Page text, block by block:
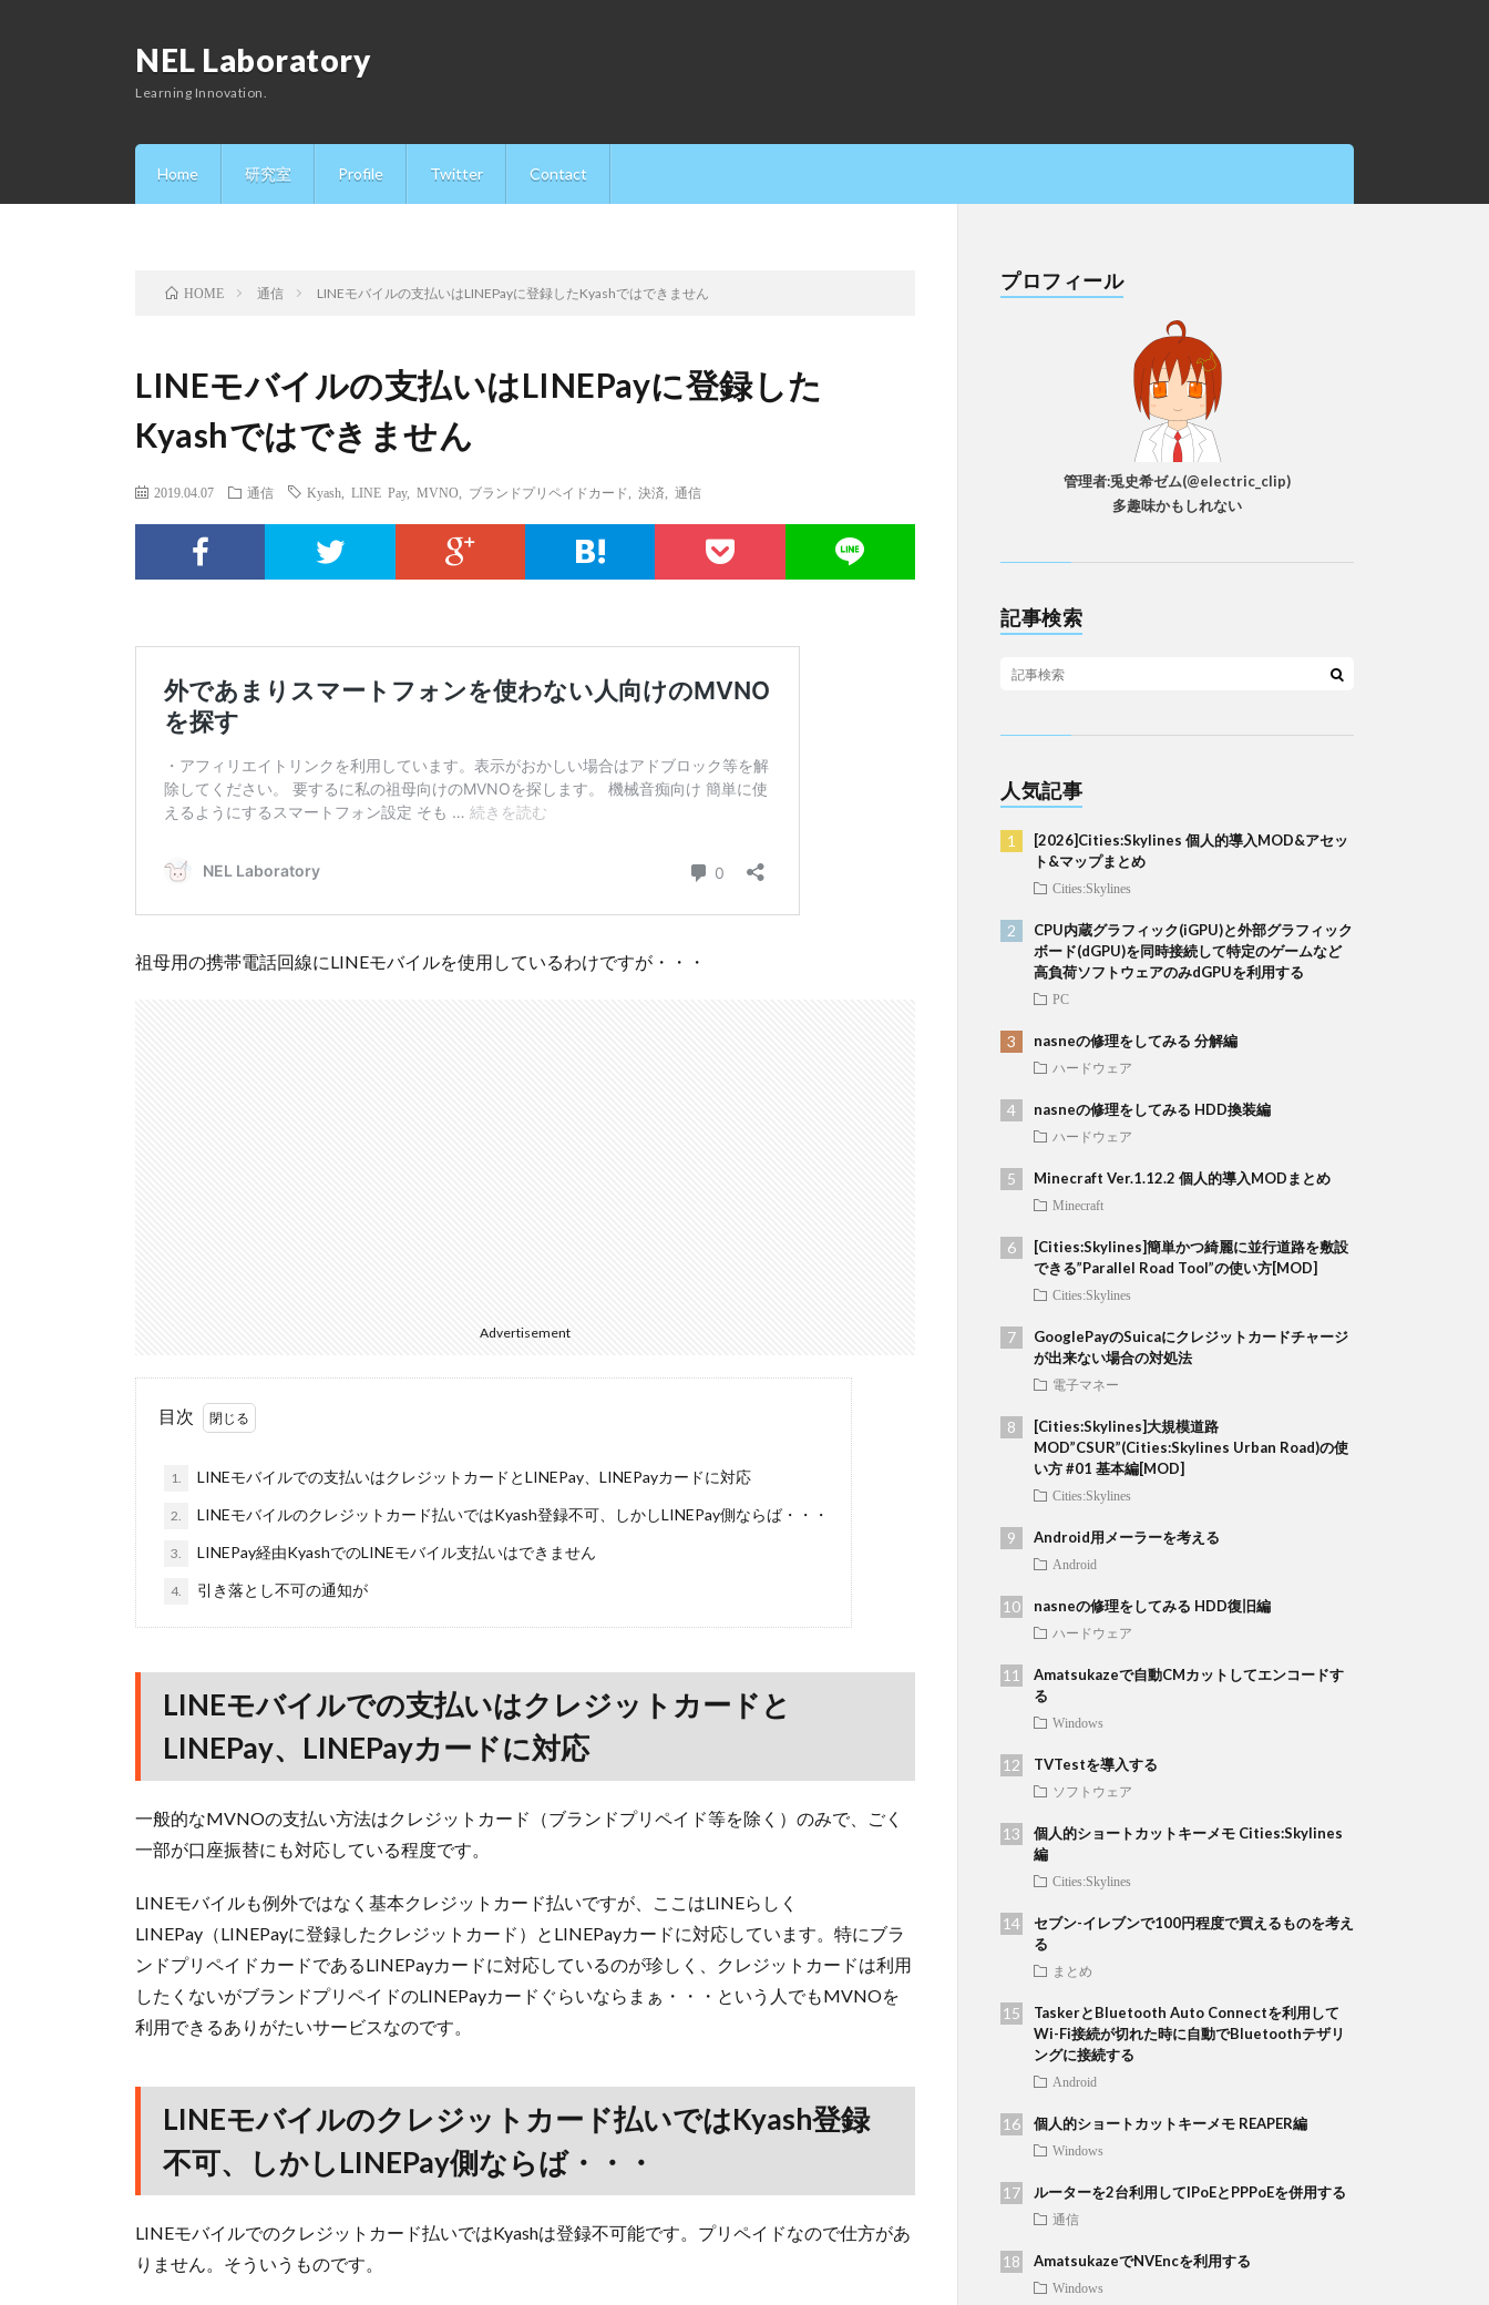
NEL Laboratory
Learning Innovation.
Home 研究室 Profile Twitter Contact
HOME 通信 LINEモバイルの支払いはLINEPayに登録したKyashではできません
LINEモバイルの支払いはLINEPayに登録した
Kyashではできません
2019.04.07 通信 Kyash LINE Pay, MVNO ブランドプリペイドカード 決済 通信
祖母用の携帯電話回線にLINEモバイルを使用しているわけですが・・・
Advertisement
目次
1. LINEモバイルでの支払いはクレジットカードとLINEPay、LINEPayカードに対応
2. LINEモバイルのクレジットカード払いではKyash登録不可、しかしLINEPay側ならば・・・
3. LINEPay経由KyashでのLINEモバイル支払いはできません
4. 引き落とし不可の通知が
LINEモバイルでの支払いはクレジットカードと
LINEPay、LINEPayカードに対応
一般的なMVNOの支払い方法はクレジットカード（ブランドプリペイド等を除く）のみで、ごく
一部が口座振替にも対応している程度です。
LINEモバイルも例外ではなく基本クレジットカード払いですが、ここはLINEらしく
LINEPay（LINEPayに登録したクレジットカード）とLINEPayカードに対応しています。特にブラ
ンドプリペイドカードであるLINEPayカードに対応しているのが珍しく、クレジットカードは利用
したくないがブランドプリペイドのLINEPayカードぐらいならまぁ・・・という人でもMVNOを
利用できるありがたいサービスなのです。
LINEモバイルのクレジットカード払いではKyash登録
不可、しかしLINEPay側ならば・・・
LINEモバイルでのクレジットカード払いではKyashは登録不可能です。プリペイドなので仕方があ
りません。そういうものです。
プロフィール
管理者:兎史希ゼム(@electric_clip)
多趣味かもしれない
記事検索
人気記事
[2026]Cities:Skylines 個人的導入MOD&アセッ
ト&マップまとめ
Cities:Skylines
CPU内蔵グラフィック(iGPU)と外部グラフィック
ボード(dGPU)を同時接続して特定のゲームなど
高負荷ソフトウェアのみdGPUを利用する
PC
nasneの修理をしてみる 分解編
ハードウェア
nasneの修理をしてみる HDD換装編
ハードウェア
Minecraft Ver.1.12.2 個人的導入MODまとめ
Minecraft
[Cities:Skylines]簡単かつ綺麗に並行道路を敷設
できる”Parallel Road Tool”の使い方[MOD]
Cities:Skylines
GooglePayのSuicaにクレジットカードチャージ
が出来ない場合の対処法
電子マネー
[Cities:Skylines]大規模道路
MOD”CSUR”(Cities:Skylines Urban Road)の使
い方 #01 基本編[MOD]
Cities:Skylines
Android用メーラーを考える
Android
nasneの修理をしてみる HDD復旧編
ハードウェア
Amatsukazeで自動CMカットしてエンコードす
る
Windows
TVTestを導入する
ソフトウェア
個人的ショートカットキーメモ Cities:Skylines
編
Cities:Skylines
セブン-イレブンで100円程度で買えるものを考え
る
まとめ
TaskerとBluetooth Auto Connectを利用して
Wi-Fi接続が切れた時に自動でBluetoothテザリ
ングに接続する
Android
個人的ショートカットキーメモ REAPER編
Windows
ルーターを2台利用してIPoEとPPPoEを併用する
通信
AmatsukazeでNVEncを利用する
Windows